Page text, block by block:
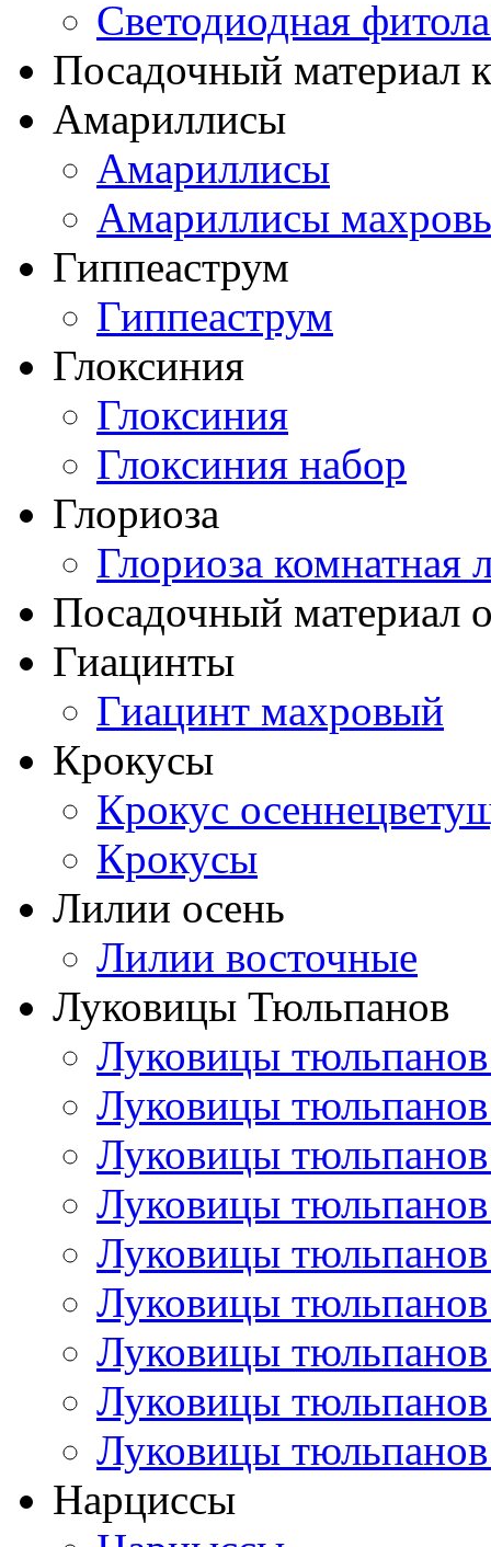
Светодиодная
Посадочный материал
Амариллисы
Амариллисы
Амариллисы
Гиппеаструм
Гиппеаструм
Глоксиния
Глоксиния
Глоксиния набор
Глориоза
Глориоза комнатная
Посадочный материал
Гиацинты
Гиацинт махровый
Крокусы
Крокус
Крокусы
Лилии осень
Лилии восточные
Луковицы Тюльпанов
Луковицы
Луковицы
Луковицы
Луковицы
Луковицы
Луковицы
Луковицы
Луковицы
Луковицы
Нарциссы